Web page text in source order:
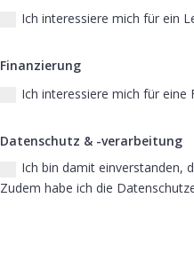
Ich interessiere mich für ein
Finanzierung
Ich interessiere mich für eine
Datenschutz & -verarbeitung
Ich bin damit einverstanden,
Zudem habe ich die